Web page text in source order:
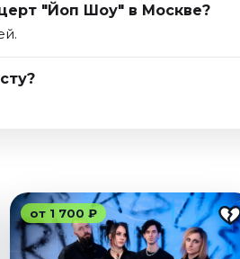
"Йоп Шоу" в Москве?
от 1 700 ₽